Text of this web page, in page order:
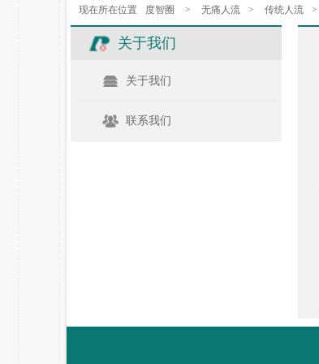
现在所在位置 度智圈 > 无痛人流 > 传统人流 >
关于我们
关于我们
联系我们